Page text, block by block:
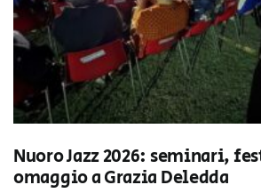
Nuoro Jazz 2026: seminari,
omaggio a Grazia Deledda